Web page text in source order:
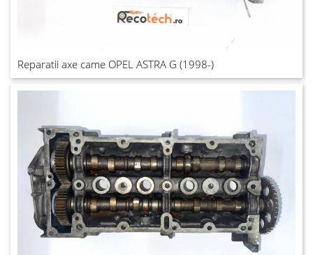
Reparatii axe came OPEL ASTRA G (1998-)